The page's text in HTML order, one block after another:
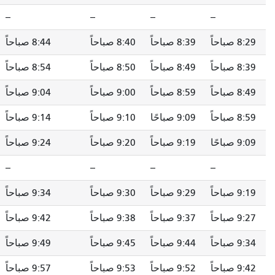
--
--
--
8:39 صباحاً 8:40 صباحاً 8:44 صباحاً 8:49 صباحاً
8:49 صباحاً 8:50 صباحاً 8:54 صباحاً 8:59 صباحاً
8:59 صباحاً 9:00 صباحاً 9:04 صباحاً 9:09 صباحًا
9:09 صباحًا 9:10 صباحاً 9:14 صباحاً 9:19 صباحاً
9:19 صباحاً 9:20 صباحاً 9:24 صباحاً 9:29 صباحاً
--
--
--
9:29 صباحاً 9:30 صباحاً 9:34 صباحاً 9:39 صباحاً
9:37 صباحاً 9:38 صباحاً 9:42 صباحاً 9:47 صباحاً
9:44 صباحاً 9:45 صباحاً 9:49 صباحاً 9:54 صباحاً
9:52 صباحاً 9:53 صباحاً 9:57 صباحاً 10:02 صباحاً